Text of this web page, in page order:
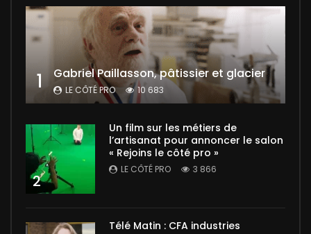
1 Gabriel Paillasson, pâtissier et glacier
LE CÔTÉ PRO 10 683
2
Un film sur les métiers de
l’artisanat pour annoncer le salon
« Rejoins le côté pro »
LE CÔTÉ PRO 3 866
Télé Matin : CFA industries